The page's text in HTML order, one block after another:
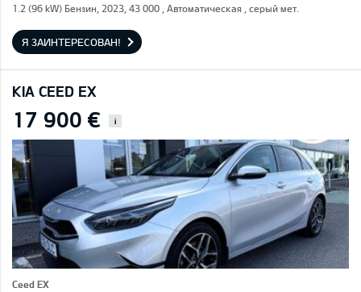
1.2 (96 kW) Бензин, 2023, 43 000 , Автоматическая , серый мет.
Я ЗАИНТЕРЕСОВАН!
KIA CEED EX
17 900 € i
Ceed EX